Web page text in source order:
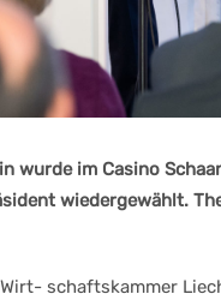
im Casino
wiedergewählt.
schaftskammer